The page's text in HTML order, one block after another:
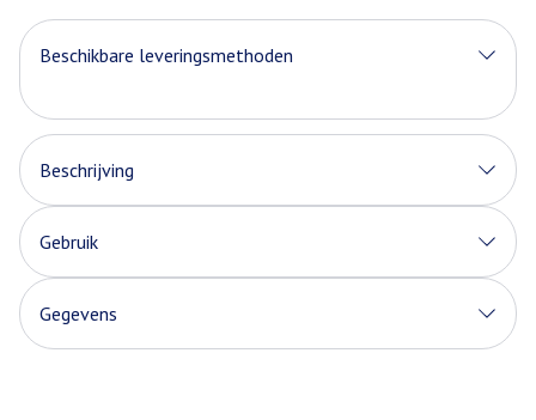
Beschikbare leveringsmethoden
Beschrijving
Gebruik
Gegevens